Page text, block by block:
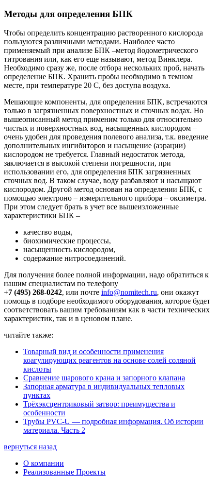
Методы для определения БПК
Чтобы определить концентрацию растворенного кислорода
пользуются различными методами. Наиболее часто
применяемый при анализе БПК –метод йодометрического
титрования или, как его еще называют, метод Винклера.
Необходимо сразу же, после отбора нескольких проб, начать
определение БПК. Хранить пробы необходимо в темном
месте, при температуре 20 С, без доступа воздуха.
Мешающие компоненты, для определения БПК, встречаются
только в загрязненных поверхностных и сточных водах. Но
вышеописанный метод применим только для относительно
чистых и поверхностных вод, насыщенных кислородом –
очень удобен для проведения полевого анализа, т.к. введение
дополнительных ингибиторов и насыщение (аэрации)
кислородом не требуется. Главный недостаток метода,
заключается в высокой степени погрешности, при
использовании его, для определения БПК загрязненных
сточных вод. В таком случае, воду разбавляют и насыщают
кислородом. Другой метод основан на определении БПК, с
помощью электроно – измерительного прибора – оксиметра.
При этом следует брать в учет все вышеизложенные
характеристики БПК –
качество воды,
биохимические процессы,
насыщенность кислородом,
содержание нитросоединений.
Для получения более полной информации, надо обратиться к
нашим специалистам по телефону
+7 (495) 268-0242, или почте info@nomitech.ru, они окажут
помощь в подборе необходимого оборудования, которое будет
соответствовать вашим требованиям как в части технических
характеристик, так и в ценовом плане.
читайте также:
Товарный вид и особенности применения
коагулирующих реагентов на основе солей соляной
кислоты
Сравнение шарового крана и запорного клапана
Запорная арматура в индивидуальных тепловых
пунктах
Трёхэксцентриковый затвор: преимущества и
особенности
Трубы PVC-U — подробная информация. Об истории
материала. Часть 2
вернуться назад
О компании
Реализованные Проекты